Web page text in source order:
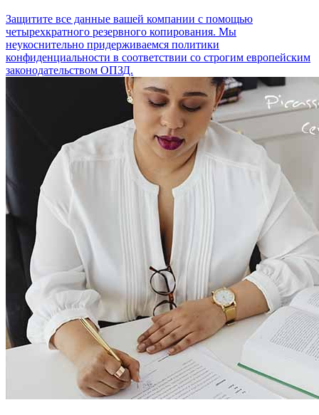
Защитите все данные вашей компании с помощью
четырехкратного резервного копирования. Мы
неукоснительно придерживаемся политики
конфиденциальности в соответствии со строгим европейским
законодательством ОПЗД.